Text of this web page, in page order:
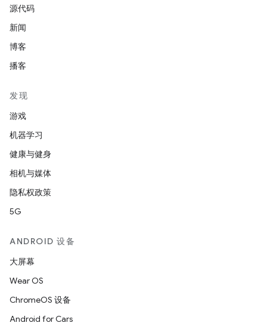
源代码
新闻
博客
播客
发现
游戏
机器学习
健康与健身
相机与媒体
隐私权政策
5G
ANDROID 设备
大屏幕
Wear OS
ChromeOS 设备
Android for Cars